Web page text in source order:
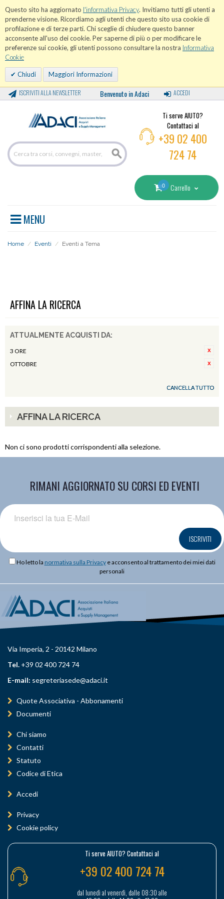
Questo sito ha aggiornato l'informativa Privacy. Invitiamo tutti gli utenti a
prenderne visione. Ricordiamo agli utenti che questo sito usa cookie di
profilazione e di terze parti. Chi sceglie di chiudere questo banner
acconsente all'uso dei cookie. Per saperne di più o per modificare le
preferenze sui cookie, gli utenti possono consultare la nostra Informativa
Cookie
Chiudi Maggiori Informazioni
ISCRIVITI ALLA NEWSLETTER Benvenuto in Adaci ACCEDI
Ti serve AIUTO?
Contattaci al
+39 02 400
724 74
0 Carrello
MENU
Home / Eventi / Eventi a Tema
AFFINA LA RICERCA
ATTUALMENTE ACQUISTI DA:
3 ORE
OTTOBRE
CANCELLA TUTTO
AFFINA LA RICERCA
Non ci sono prodotti corrispondenti alla selezione.
RIMANI AGGIORNATO SU CORSI ED EVENTI
ISCRIVITI
Ho letto la normativa sulla Privacye acconsento al trattamento dei miei dati
personali
Via Imperia, 2 - 20142 Milano
Tel. +39 02 400 724 74
E-mail: segreteriasede@adaci.it
Quote Associativa - Abbonamenti
Documenti
Chi siamo
Contatti
Statuto
Codice di Etica
Accedi
Privacy
Cookie policy
Ti serve AIUTO? Contattaci al
+39 02 400 724 74
dal lunedì al venerdì, dalle 08:30 alle